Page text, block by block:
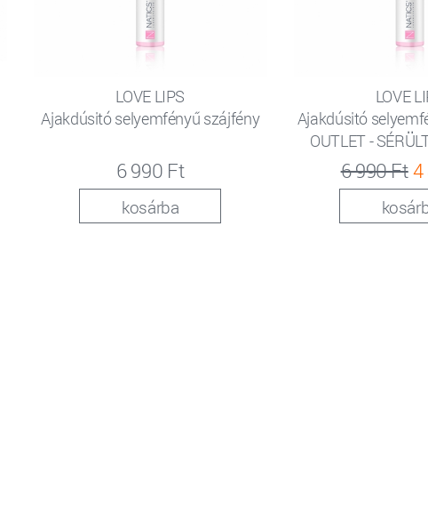
LOVE LIPS
Ajakdúsitó selyemfényű szájfény
6 990 Ft
kosárba
LOVE
Ajakdúsitó
OUTLET -
6 990 Ft4